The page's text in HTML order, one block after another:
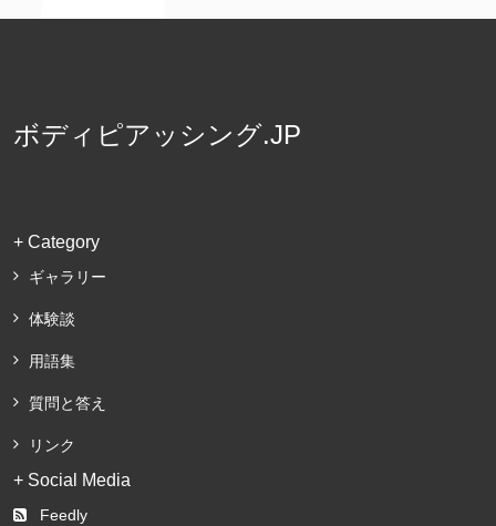
ボディピアッシング.JP
+ Category
ギャラリー
体験談
用語集
質問と答え
リンク
+ Social Media
Feedly